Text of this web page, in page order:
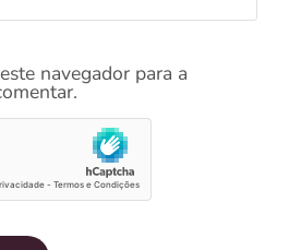
navegador para a